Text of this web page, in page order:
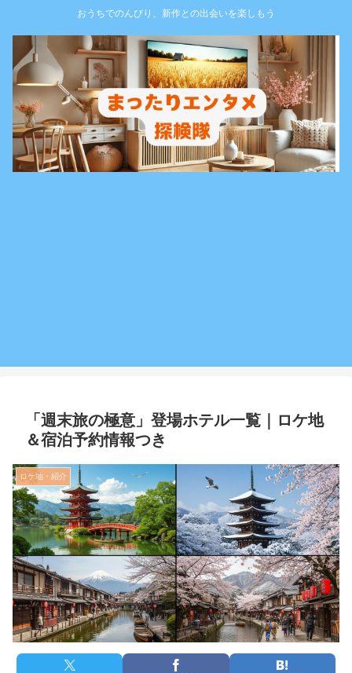
おうちでのんびり、新作との出会いを楽しもう
「週末旅の極意」登場ホテル一覧｜ロケ地
＆宿泊予約情報つき
ロケ地・紹介